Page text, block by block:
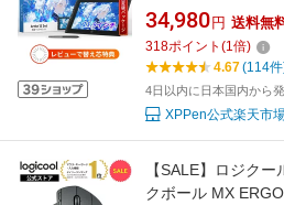
タブレット 初心者
タンド付 Windows
12サード
34,980 円 送料無
318ポイント (1倍)
4.67(114
4日以内に日本国内から
XPPen公式楽天市
【SALE】ロジク
クボール MX